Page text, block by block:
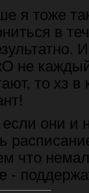
я тоже
в
не
то хз
они и
что
-